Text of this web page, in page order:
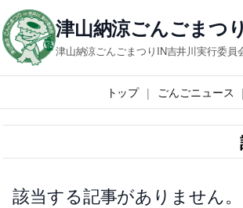
津山納涼ごんごまつ
津山納涼ごんごまつりIN吉井川実行委員
トップ ごんごニュース
該当する記事がありません。